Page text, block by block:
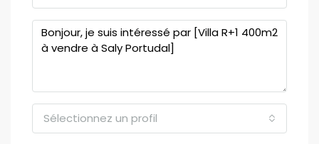
Sélectionnez un profil